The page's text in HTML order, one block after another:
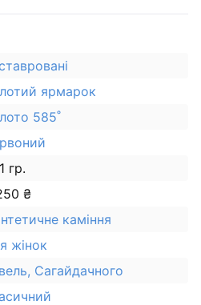
ярмарок
585˚
гр.
₴
каміння
жінок
Сагайдачного